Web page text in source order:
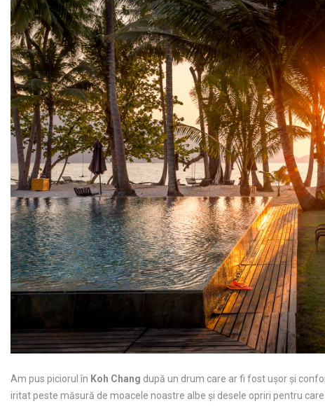
Am pus piciorul în Koh Chang după un drum care ar fi fost ușor și
iritat peste măsură de moacele noastre albe și desele opriri pentru